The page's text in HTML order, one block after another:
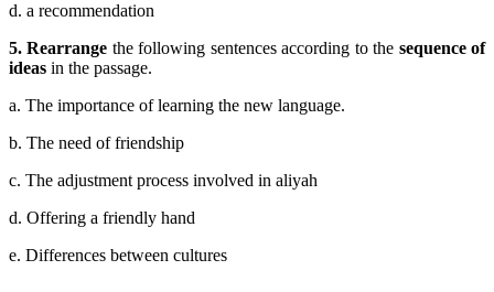
d. a recommendation
5. Rearrange the following sentences according to the sequence of
ideas in the passage.
a. The importance of learning the new language.
b. The need of friendship
c. The adjustment process involved in aliyah
d. Offering a friendly hand
e. Differences between cultures